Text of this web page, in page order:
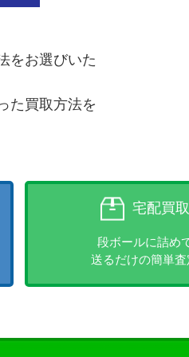
をお選びいた
た買取方法を
宅配買取
段ボールに詰め
送るだけの簡単査